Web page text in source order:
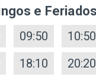
e Feriados
09:50 10:50
18:10 20:20